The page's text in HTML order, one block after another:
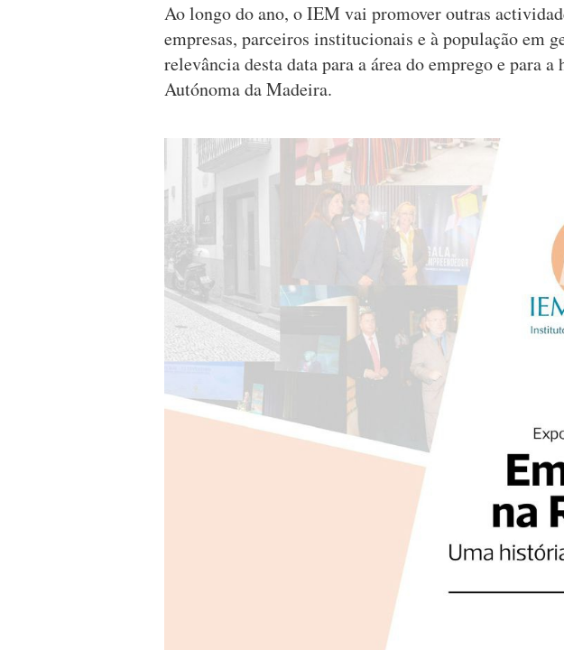
Ao longo do ano, o IEM vai promover outras
empresas, parceiros institucionais e à população em
relevância desta data para a área do emprego e para
Autónoma da Madeira.